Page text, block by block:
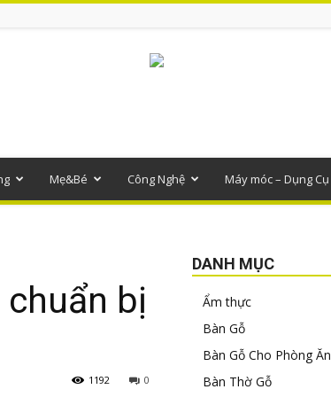
Mẹ&Bé Công Nghệ Máy móc – Dụng Cụ
bị
0
1192
DANH MỤC
Ẩm thực
Bàn Gỗ
Bàn Gỗ Cho Phòng Ăn
Bàn Thờ Gỗ